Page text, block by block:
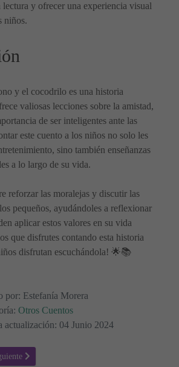
lectura y ofrecer una experiencia visual
niños.
y el cocodrilo es una historia
valiosas lecciones sobre la amistad,
de ser inteligentes ante las
este cuento a los niños no solo les
sino también enseñanzas
a lo largo de su vida.
reforzar las moralejas y discutir las
pequeños, ayudándoles a reflexionar
aplicar estos valores en su vida
que disfrutes contando esta historia
disfrutan escuchándola! 🌟📚
por: Estefanía Morera
Otros Cuentos
actualización: 04 Junio 2024
en una botella: Un cuento de San Juan
siguiente: Abejas: Heroínas del Ecosistema